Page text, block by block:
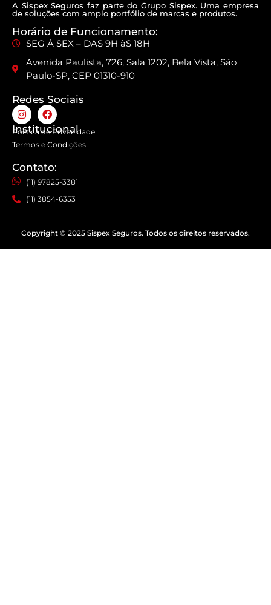
A Sispex Seguros faz parte do Grupo Sispex. Uma empresa
de soluções com amplo portfólio de marcas e produtos.
Horário de Funcionamento:
SEG À SEX – DAS 9H àS 18H
Avenida Paulista, 726, Sala 1202, Bela Vista, São
Paulo-SP, CEP 01310-910
Redes Sociais
Institucional
Política de Privacidade
Termos e Condições
Contato:
(11) 97825-3381
(11) 3854-6353
Copyright © 2025 Sispex Seguros. Todos os direitos reservados.